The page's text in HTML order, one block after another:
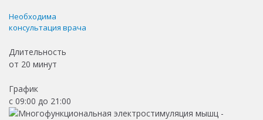
Необходима
консультация врача
Длительность
от 20 минут
График
с 09:00 до 21:00